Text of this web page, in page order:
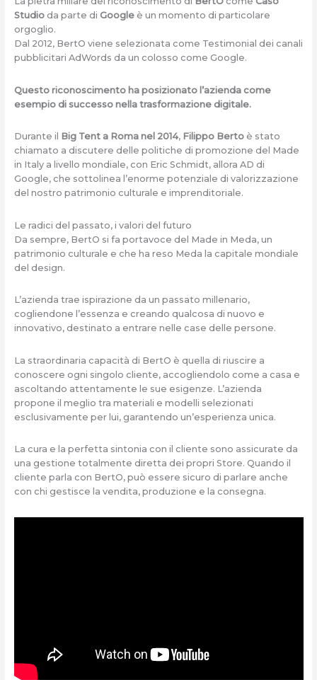
Studioda parte di Googleè un momento di particolare
orgoglio.
Dal 2012, BertO viene selezionata come Testimonial dei canali
pubblicitari AdWords da un colosso come Google.
Questo riconoscimento ha posizionato l’azienda come
esempio di successo nella trasformazione digitale.
Durante il Big Tent a Roma nel 2014, Filippo Bertoè stato
chiamato a discutere delle politiche di promozione del Made
in Italy a livello mondiale, con Eric Schmidt, allora AD di
Google, che sottolinea l’enorme potenziale di valorizzazione
del nostro patrimonio culturale e imprenditoriale.
Le radici del passato, i valori del futuro
Da sempre, BertO si fa portavoce del Made in Meda, un
patrimonio culturale e che ha reso Meda la capitale mondiale
del design.
L’azienda trae ispirazione da un passato millenario,
cogliendone l’essenza e creando qualcosa di nuovo e
innovativo, destinato a entrare nelle case delle persone.
La straordinaria capacità di BertO è quella di riuscire a
conoscere ogni singolo cliente, accogliendolo come a casa e
ascoltando attentamente le sue esigenze. L’azienda
propone il meglio tra materiali e modelli selezionati
esclusivamente per lui, garantendo un’esperienza unica.
La cura e la perfetta sintonia con il cliente sono assicurate da
una gestione totalmente diretta dei propri Store. Quando il
cliente parla con BertO, può essere sicuro di parlare anche
con chi gestisce la vendita, produzione e la consegna.